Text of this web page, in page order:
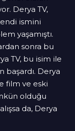
Derya TV,
ismini
yaşamıştı.
sonra bu
TV, bu isim ile
başardı. Derya
film ve eski
olduğu
da, Derya